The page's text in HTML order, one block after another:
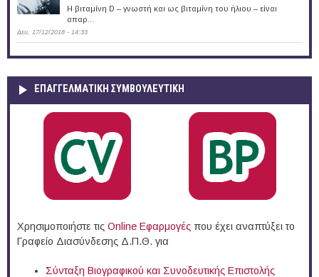
Η βιταμίνη D – γνωστή και ως βιταμίνη του ήλιου – είναι
απαρ...
Δευ, 17/12/2018 - 14:33
ΕΠΑΓΓΕΛΜΑΤΙΚΉ ΣΥΜΒΟΥΛΕΥΤΙΚΉ
Χρησιμοποιήστε τις Online Eφαρμογές που έχει αναπτύξει το
Γραφείο Διασύνδεσης Δ.Π.Θ. για
Σύνταξη Βιογραφικού και Συνοδευτικής Επιστολής